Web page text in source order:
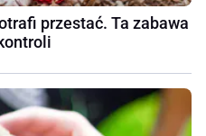
przestać. Ta zabawa